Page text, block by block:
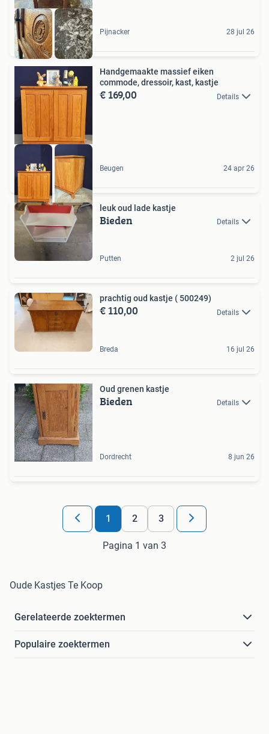
Pijnacker 28 jul 26
Handgemaakte massief eiken
commode, dressoir, kast, kastje
€ 169,00 Details
Beugen 24 apr 26
leuk oud lade kastje
Bieden Details
Putten 2 jul 26
prachtig oud kastje ( 500249)
€ 110,00 Details
Breda 16 jul 26
Oud grenen kastje
Bieden Details
Dordrecht 8 jun 26
1 2 3
Pagina 1 van 3
Oude Kastjes Te Koop
Gerelateerde zoektermen
Populaire zoektermen